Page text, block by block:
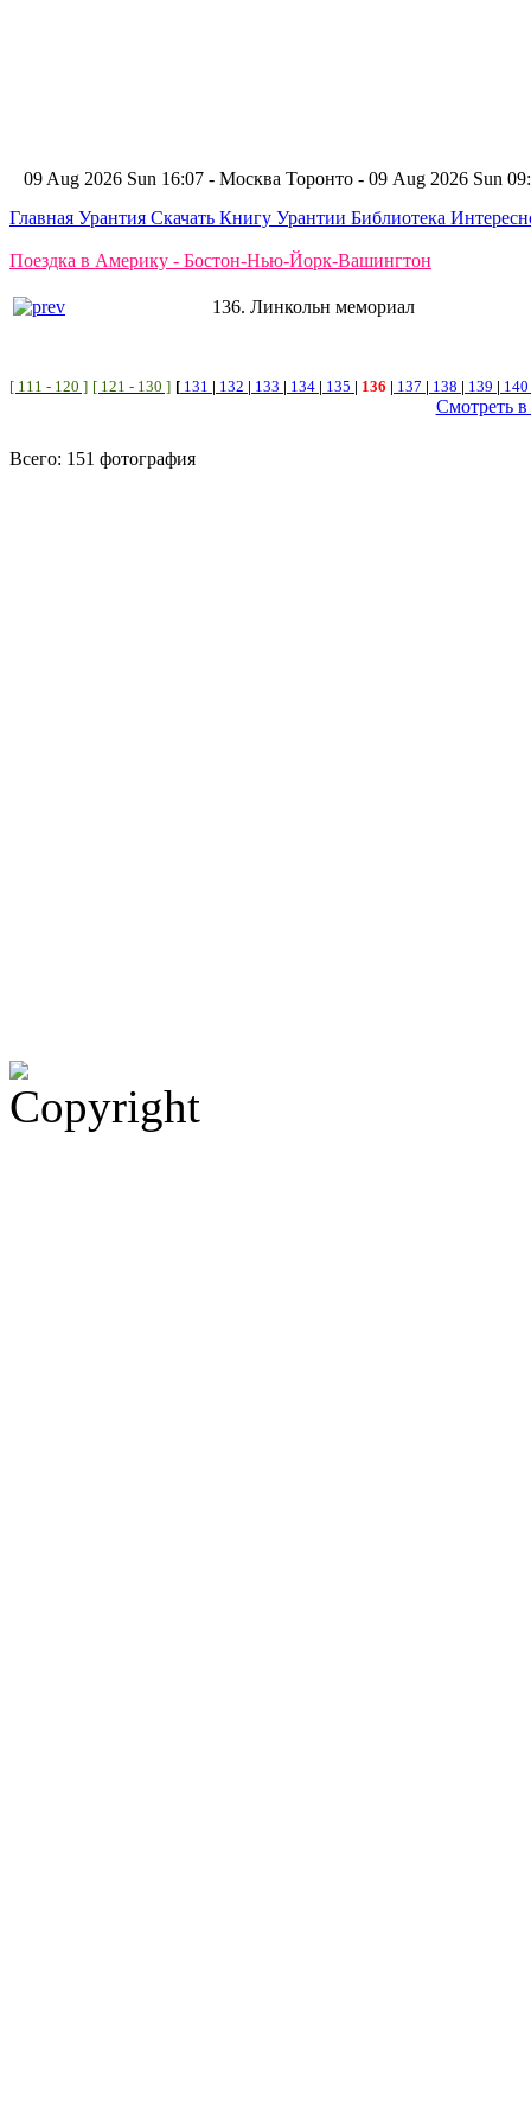
09 Aug 2026 Sun 16:07 - Москва Торонто - 09 Aug 2026 Sun
Главная Урантия Скачать Книгу Урантии Библиотека
Поездка в Америку - Бостон-Нью-Йорк-Вашингтон
136. Линкольн мемориал
[ 111 - 120 ] [ 121 - 130 ] [ 131 | 132 | 133 | 134 | 135 | 136 | 137 | 138 | 139 | 140
Смотреть
Всего: 151 фотография